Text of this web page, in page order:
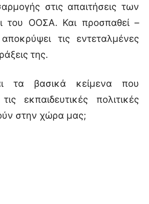
στις απαιτήσεις των
του ΟΟΣΑ. Και προσπαθεί –
τις εντεταλμένες
της.
τα βασικά κείμενα που
εκπαιδευτικές πολιτικές
στην χώρα μας;